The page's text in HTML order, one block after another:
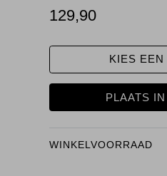
129,90
KIES EEN
PLAATS
WINKELVOORRAAD